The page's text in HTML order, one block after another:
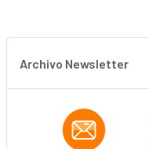
Archivo Newsletter